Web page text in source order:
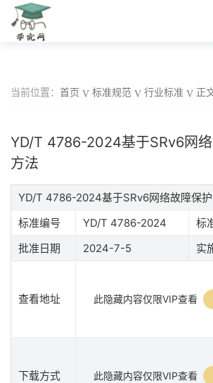
当前位置： 首页 标准规范 行业标准 正
YD/T 4786-2024基于SRv6网
方法
YD/T 4786-2024基于SRv6网络故障保
标准编号
YD/T 4786-2024 标
批准日期
2024-7-5 实
查看地址 此隐藏内容仅限VIP查看
下载方式 此隐藏内容仅限VIP查看